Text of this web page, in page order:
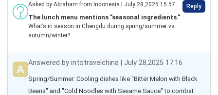
Asked by Abraham from Indonesia | July 28,2025 15:57 Reply
The lunch menu mentions "seasonal ingredients."
What’s in season in Chengdu during spring/summer vs.
autumn/winter?
Answered by intotravelchina | July 28,2025 17:16
Spring/Summer: Cooling dishes like "Bitter Melon with Black
Beans" and "Cold Noodles with Sesame Sauce" to combat